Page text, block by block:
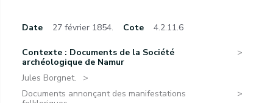
Date 27 février 1854. Cote 4.2.11.6
Contexte : Documents de la Société
archéologique de Namur
Jules Borgnet.
Documents annonçant des manifestations